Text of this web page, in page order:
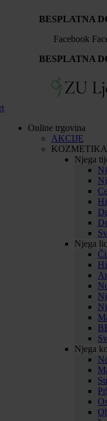
BESPLATNA
Facebook
BESPLATNA
Online trgovina
AKCIJE
KOZMETIKA
Njega
Njega
Njega